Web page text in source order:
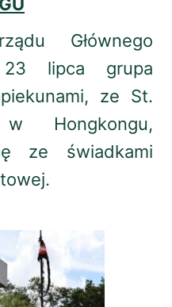
Głównego
23 lipca grupa
ze St.
Hongkongu,
ze świadkami